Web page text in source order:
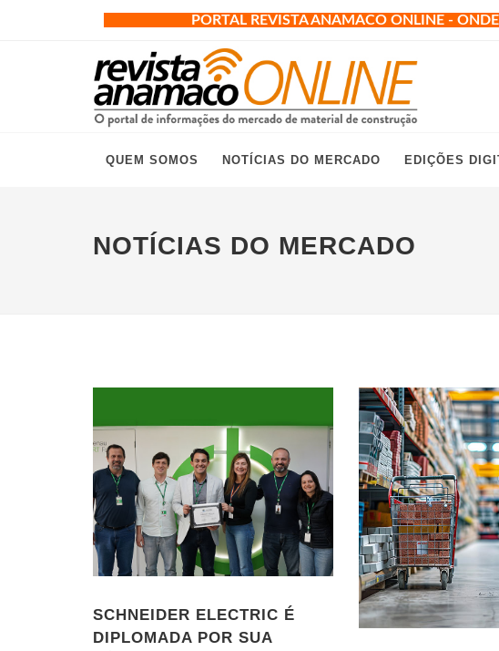
PORTAL REVISTA ANAMACO ONLINE -
QUEM SOMOS NOTÍCIAS DO MERCADO EDIÇÕES
NOTÍCIAS DO MERCADO
SCHNEIDER ELECTRIC É
DIPLOMADA POR SUA